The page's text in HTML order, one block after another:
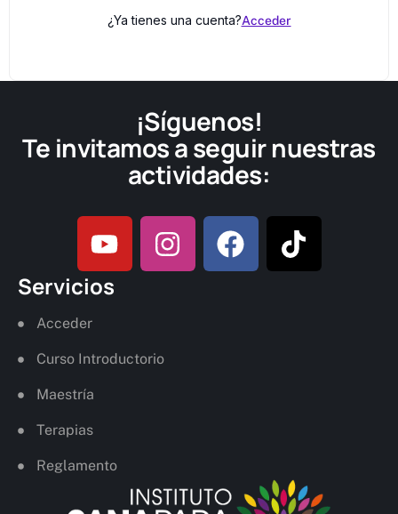
¿Ya tienes una cuenta?Acceder
¡Síguenos!
Te invitamos a seguir nuestras
actividades:
Servicios
Acceder
Curso Introductorio
Maestría
Terapias
Reglamento